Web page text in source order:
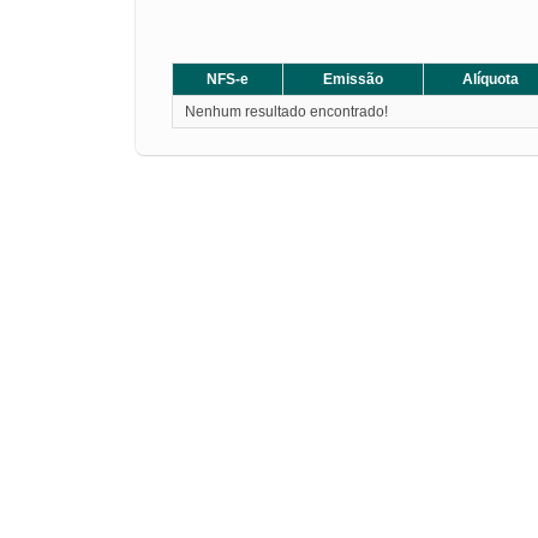
NFS-e Emissão Alíquota
Nenhum resultado encontrado!